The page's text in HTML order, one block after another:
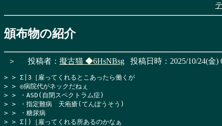
頒布物の紹介
＞ 投稿者： 擬古猫 ◆6HsNBsg 投稿日時：2025/10/24(金)
> > Σ|3［雇ってくれるとこあったら働くが
> > ◎病院代がネックだねぇ
> > ・ASD(自閉スペクトラム症)
> > ・指定難病　天疱瘡(てんぽうそう)
> > ・糖尿病
> > Σ|)［雇ってくれる所あるのかなぁ